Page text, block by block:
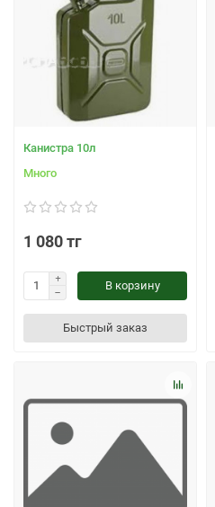
Канистра 10л
Много
1 080 тг
В корзину
Быстрый заказ